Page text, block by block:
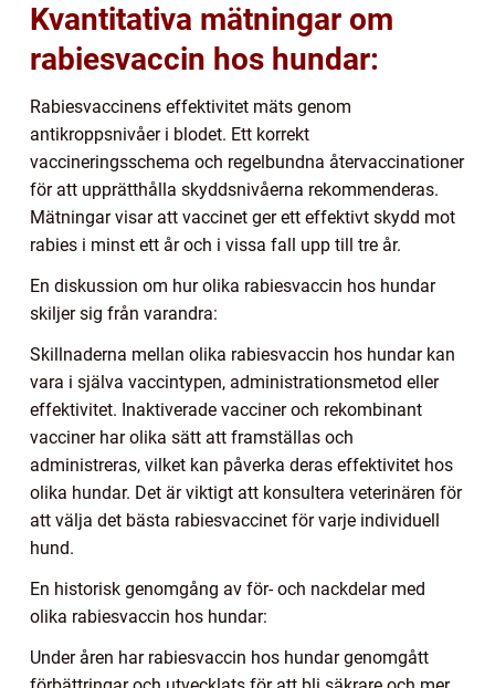
Kvantitativa mätningar om
rabiesvaccin hos hundar:
Rabiesvaccinens effektivitet mäts genom
antikroppsnivåer i blodet. Ett korrekt
vaccineringsschema och regelbundna återvaccinationer
för att upprätthålla skyddsnivåerna rekommenderas.
Mätningar visar att vaccinet ger ett effektivt skydd mot
rabies i minst ett år och i vissa fall upp till tre år.
En diskussion om hur olika rabiesvaccin hos hundar
skiljer sig från varandra:
Skillnaderna mellan olika rabiesvaccin hos hundar kan
vara i själva vaccintypen, administrationsmetod eller
effektivitet. Inaktiverade vacciner och rekombinant
vacciner har olika sätt att framställas och
administreras, vilket kan påverka deras effektivitet hos
olika hundar. Det är viktigt att konsultera veterinären för
att välja det bästa rabiesvaccinet för varje individuell
hund.
En historisk genomgång av för- och nackdelar med
olika rabiesvaccin hos hundar:
Under åren har rabiesvaccin hos hundar genomgått